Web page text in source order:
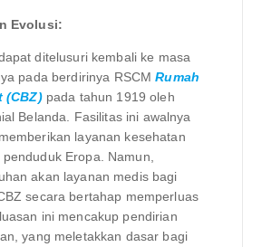
Evolusi:
ditelusuri kembali ke masa
pada berdirinya RSCMRumah
(CBZ)pada tahun 1919 oleh
Belanda. Fasilitas ini awalnya
layanan kesehatan
Eropa. Namun,
akan layanan medis bagi
secara bertahap memperluas
ini mencakup pendirian
yang meletakkan dasar bagi